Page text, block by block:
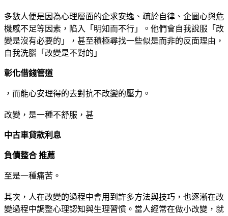
多數人便是因為心理層面的企求安逸、疏於自律、企圖心與危
機感不足等因素，陷入「明知而不行」。他們會自我說服「改
變是沒有必要的」，甚至積極尋找一些似是而非的反面理由，
自我洗腦「改變是不對的」
彰化借錢管道
，而能心安理得的去對抗不改變的壓力。
改變，是一種不舒服，甚
中古車貸款利息
負債整合 推薦
至是一種痛苦。
其次，人在改變的過程中會用到許多方法與技巧，也逐漸在改
變過程中調整心理認知與生理習慣。當人經常在做小改變，就